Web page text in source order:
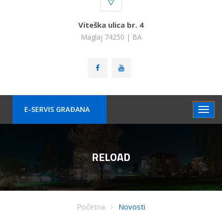
Viteška ulica br. 4
Maglaj 74250 | BA
E-SERVIS GRAÐANA
RELOAD
Početna Novosti